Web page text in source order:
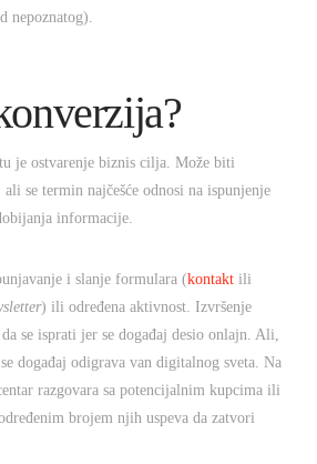
nepoznatog).
je ostvarenje biznis cilja. Može biti
se termin najčešće odnosi na ispunjenje
informacije.
i slanje formulara (kontaktili
) ili određena aktivnost. Izvršenje
se isprati jer se događaj desio onlajn. Ali,
se događaj odigrava van digitalnog sveta. Na
razgovara sa potencijalnim kupcima ili
brojem njih uspeva da zatvori